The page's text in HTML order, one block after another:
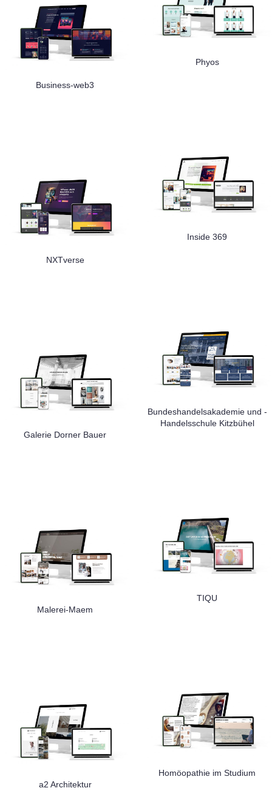
Phyos
Business-web3
Inside 369
NXTverse
Bundeshandelsakademie und -
Handelsschule Kitzbühel
Galerie Dorner Bauer
TIQU
Malerei-Maem
Homöopathie im Studium
a2 Architektur